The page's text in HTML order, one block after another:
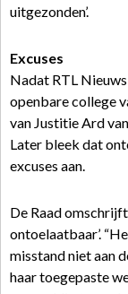
uitgezonden’.
Excuses
Nadat RTL
openbare college
van Justitie Ard
Later bleek dat
excuses aan.
De Raad
ontoelaatbaar’.
misstand niet aan
haar toegepaste